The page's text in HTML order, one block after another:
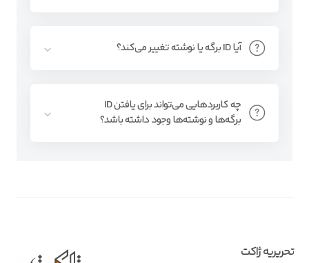
آیا ID برگه یا نوشته تغییر می‌کند؟
چه کاربردهایی می‌تواند برای یافتن ID
برگه‌ها و نوشته‌ها وجود داشته باشد؟
تحریریه ژاکت